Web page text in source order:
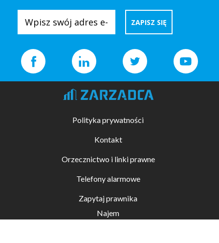
Polityka prywatności
Kontakt
Orzecznictwo i linki prawne
Telefony alarmowe
Zapytaj prawnika
Najem